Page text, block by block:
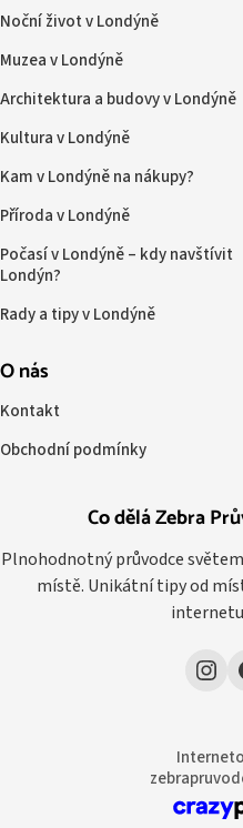
Co dělá Zebra
Plnohodnotný průvodce
místě. Unikátní tipy od
Noční život v Londýně
Muzea v Londýně
Architektura a budovy v Londýně
Kultura v Londýně
Kam v Londýně na nákupy?
Příroda v Londýně
Počasí v Londýně – kdy navštívit
Londýn?
Rady a tipy v Londýně
O nás
Kontakt
Obchodní podmínky